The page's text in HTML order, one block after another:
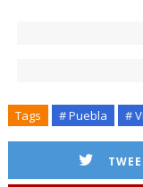
Tags # Puebla #